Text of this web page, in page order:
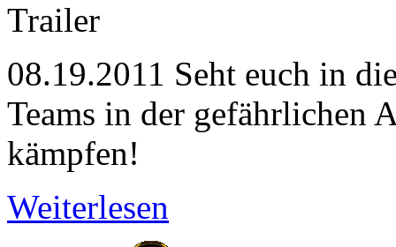
Trailer
08.19.2011 Seht euch in
Teams in der gefährlichen
kämpfen!
Weiterlesen